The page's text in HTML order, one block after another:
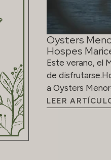
Oysters
Hospes
Este verano, el
de
a Oysters
LEER